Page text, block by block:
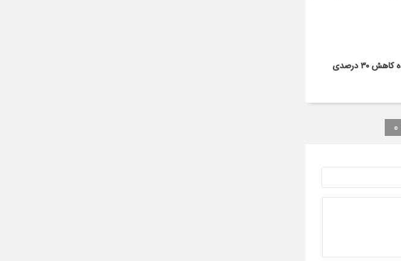
بحران کلاس‌های پرتراکم با بخشنامه و وعده‌های رسانه‌ای حل نمی‌شود! / مهرماه زمان راستی‌آزمایی وعده کاهش ۳۰ درصدی